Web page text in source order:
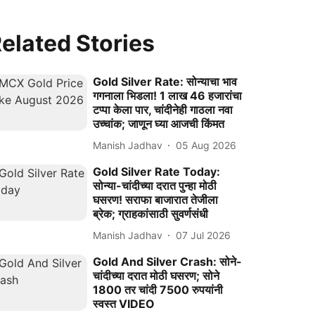
Stories
Gold Silver Rate: सोन्याचा भाव
गगनाला भिडला! 1 लाख 46 हजारांचा
टप्पा केला पार, चांदीनेही गाठला नवा
उच्चांक; जाणून घ्या आजची किंमत
Manish Jadhav 05 Aug 2026
Gold Silver Rate Today:
सोन्या-चांदीच्या दरात पुन्हा मोठी
घसरण! सराफा बाजारात तेजीला
ब्रेक; ग्राहकांसाठी सुवर्णसंधी
Manish Jadhav 07 Jul 2026
Gold And Silver Crash: सोने-
चांदीच्या दरात मोठी घसरण; सोने
1800 तर चांदी 7500 रुपयांनी
स्वस्त VIDEO